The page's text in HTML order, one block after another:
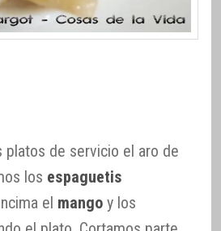
platos de servicio el aro de
los espaguetis
el mango y los